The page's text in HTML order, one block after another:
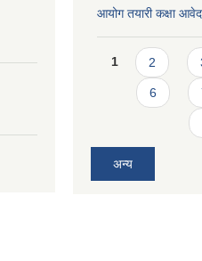
आयोग तयारी कक्षा
Pages
1 2
6
अन्य